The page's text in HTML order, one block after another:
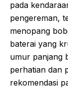
pada
pengereman,
menopang
baterai yang
umur panjang
perhatian dan
rekomendasi